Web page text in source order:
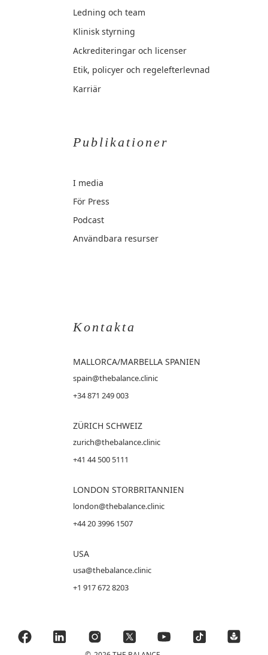
Ledning och team
Klinisk styrning
Ackrediteringar och licenser
Etik, policyer och regelefterlevnad
Karriär
Publikationer
I media
För Press
Podcast
Användbara resurser
Kontakta
MALLORCA/MARBELLA SPANIEN
spain@thebalance.clinic
+34 871 249 003
ZÜRICH SCHWEIZ
zurich@thebalance.clinic
+41 44 500 5111
LONDON STORBRITANNIEN
london@thebalance.clinic
+44 20 3996 1507
USA
usa@thebalance.clinic
+1 917 672 8203